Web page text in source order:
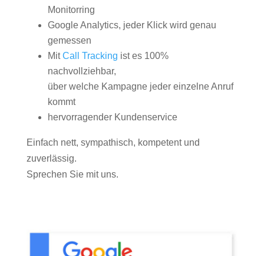
Monitorring
Google Analytics, jeder Klick wird genau
gemessen
MitCall Tracking ist es 100%
nachvollziehbar,
über welche Kampagne jeder einzelne Anruf
kommt
hervorragender Kundenservice
Einfach nett, sympathisch, kompetent und
zuverlässig.
Sprechen Sie mit uns.